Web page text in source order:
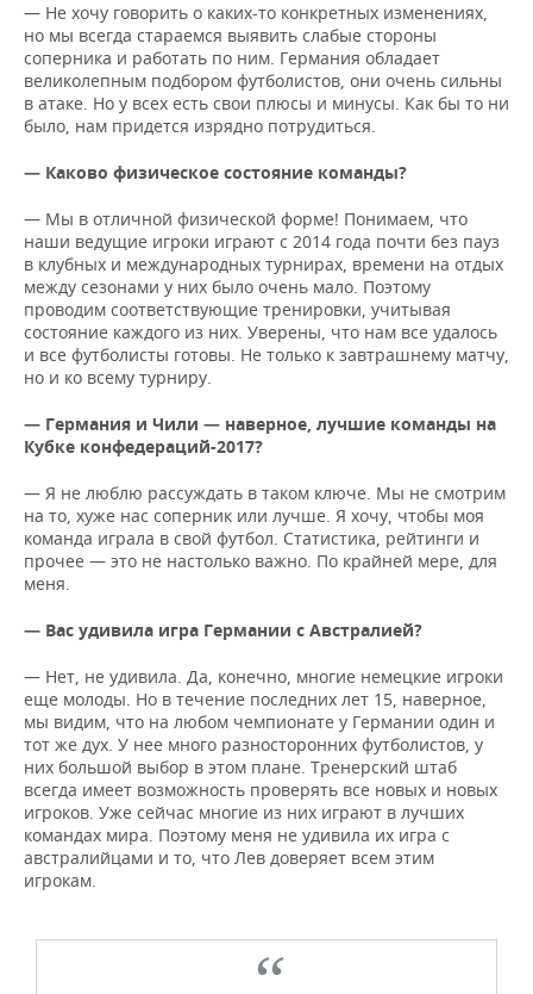
— Не хочу говорить о каких-то конкретных изменениях,
но мы всегда стараемся выявить слабые стороны
соперника и работать по ним. Германия обладает
великолепным подбором футболистов, они очень сильны
в атаке. Но у всех есть свои плюсы и минусы. Как бы то ни
было, нам придется изрядно потрудиться.
— Каково физическое состояние команды?
— Мы в отличной физической форме! Понимаем, что
наши ведущие игроки играют с 2014 года почти без пауз
в клубных и международных турнирах, времени на отдых
между сезонами у них было очень мало. Поэтому
проводим соответствующие тренировки, учитывая
состояние каждого из них. Уверены, что нам все удалось
и все футболисты готовы. Не только к завтрашнему матчу,
но и ко всему турниру.
— Германия и Чили — наверное, лучшие команды на
Кубке конфедераций-2017?
— Я не люблю рассуждать в таком ключе. Мы не смотрим
на то, хуже нас соперник или лучше. Я хочу, чтобы моя
команда играла в свой футбол. Статистика, рейтинги и
прочее — это не настолько важно. По крайней мере, для
меня.
— Вас удивила игра Германии с Австралией?
— Нет, не удивила. Да, конечно, многие немецкие игроки
еще молоды. Но в течение последних лет 15, наверное,
мы видим, что на любом чемпионате у Германии один и
тот же дух. У нее много разносторонних футболистов, у
них большой выбор в этом плане. Тренерский штаб
всегда имеет возможность проверять все новых и новых
игроков. Уже сейчас многие из них играют в лучших
командах мира. Поэтому меня не удивила их игра с
австралийцами и то, что Лев доверяет всем этим
игрокам.